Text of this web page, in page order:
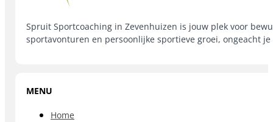
Spruit Sportcoaching in Zevenhuizen is jouw plek voor
sportavonturen en persoonlijke sportieve groei, ongeacht je
MENU
Home